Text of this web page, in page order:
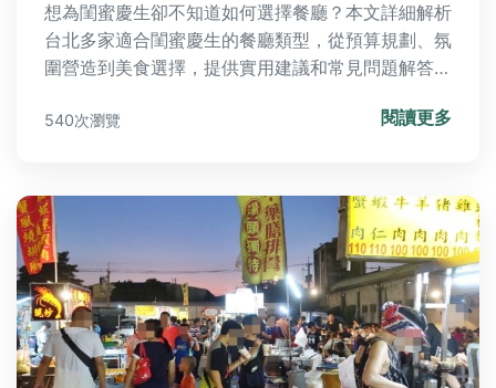
想為閨蜜慶生卻不知道如何選擇餐廳？本文詳細解析
台北多家適合閨蜜慶生的餐廳類型，從預算規劃、氛
圍營造到美食選擇，提供實用建議和常見問題解答，
540次瀏覽 閱讀更多